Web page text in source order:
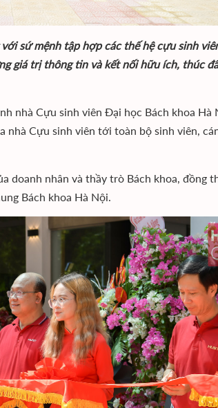
sứ mệnh tập hợp các thế hệ cựu sinh
giá trị thông tin và kết nối hữu ích, thúc
nhà Cựu sinh viên Đại học Bách khoa Hà
Cựu sinh viên tới toàn bộ sinh viên,
doanh nhân và thầy trò Bách khoa, đồng
Bách khoa Hà Nội.